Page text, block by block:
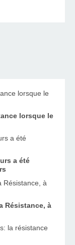
lorsque le
a été
Résistance, à